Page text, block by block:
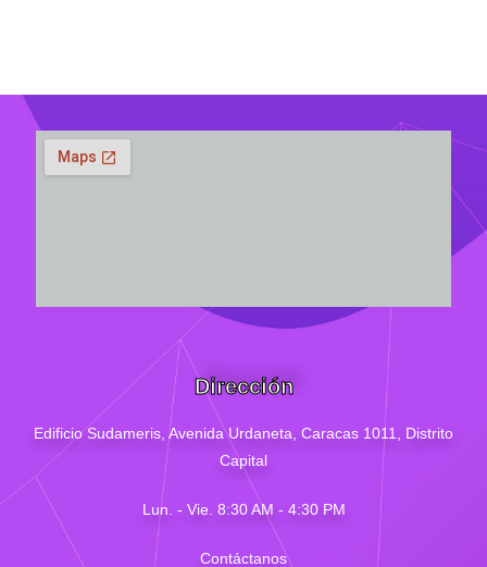
Dirección
Edificio Sudameris, Avenida Urdaneta, Caracas 1011, Distrito
Capital
Lun. - Vie. 8:30 AM - 4:30 PM
Contáctanos